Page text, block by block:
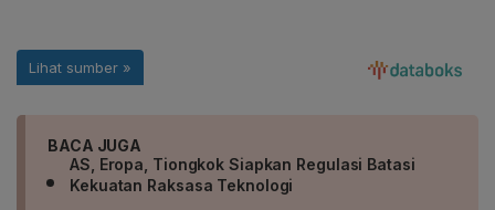
BACA JUGA
AS, Eropa, Tiongkok Siapkan Regulasi Batasi
Kekuatan Raksasa Teknologi